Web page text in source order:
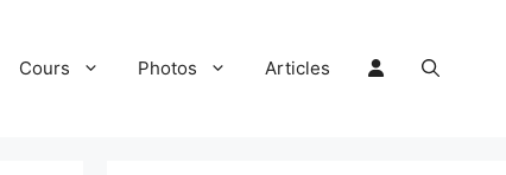
Cours Photos Articles